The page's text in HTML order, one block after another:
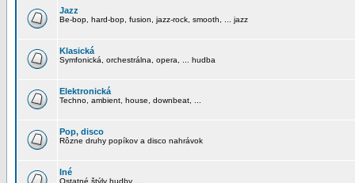
Jazz
Be-bop, hard-bop, fusion, jazz-rock, smooth, ... jazz
Klasická
Symfonická, orchestrálna, opera, ... hudba
Elektronická
Techno, ambient, house, downbeat, ...
Pop, disco
Rôzne druhy popíkov a disco nahrávok
Iné
Ostatné štýly hudby ...